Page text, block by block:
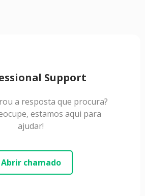
Support
a resposta que procura?
estamos aqui para
ajudar!
Abrir chamado